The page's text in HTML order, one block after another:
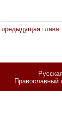
предыдущая глава
Православный